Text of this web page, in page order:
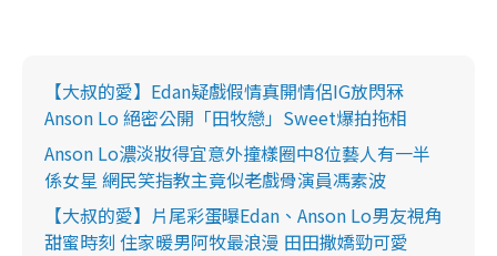
【大叔的愛】Edan疑戲假情真開情侶IG放閃冧
Anson Lo 絕密公開「田牧戀」Sweet爆拍拖相
Anson Lo濃淡妝得宜意外撞樣圈中8位藝人有一半
係女星 網民笑指教主竟似老戲骨演員馮素波
【大叔的愛】片尾彩蛋曝Edan、Anson Lo男友視角
甜蜜時刻 住家暖男阿牧最浪漫 田田撒嬌勁可愛